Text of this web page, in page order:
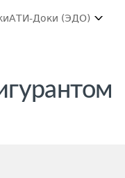
АТИ-Доки (ЭДО)